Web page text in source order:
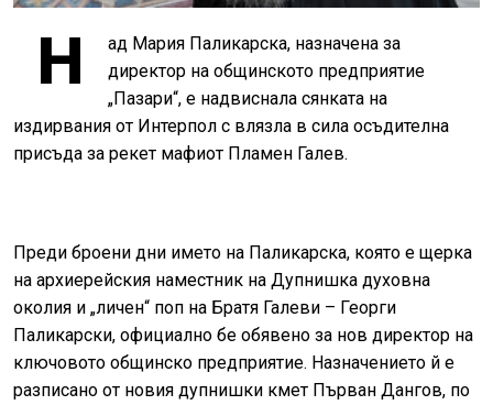
Н
ад Мария Паликарска, назначена за
директор на общинското предприятие
„Пазари“, е надвиснала сянката на
издирвания от Интерпол с влязла в сила осъдителна
присъда за рекет мафиот Пламен Галев.
Преди броени дни името на Паликарска, която е щерка
на архиерейския наместник на Дупнишка духовна
околия и „личен“ поп на Братя Галеви – Георги
Паликарски, официално бе обявено за нов директор на
ключовото общинско предприятие. Назначението й е
разписано от новия дупнишки кмет Първан Дангов, по